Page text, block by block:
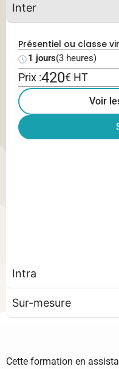
Inter
Présentiel ou classe
1 jours(3 heures)
Prix :420€ HT
Voir
Intra
Sur-mesure
Cette formation en